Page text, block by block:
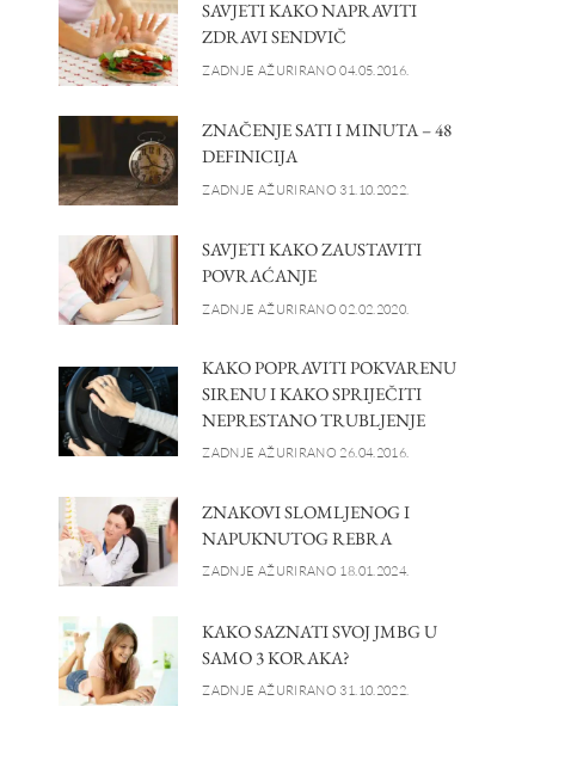
SAVJETI KAKO NAPRAVITI
ZDRAVI SENDVIČ
ZADNJE AŽURIRANO 04.05.2016.
ZNAČENJE SATI I MINUTA – 48
DEFINICIJA
ZADNJE AŽURIRANO 31.10.2022.
SAVJETI KAKO ZAUSTAVITI
POVRAĆANJE
ZADNJE AŽURIRANO 02.02.2020.
KAKO POPRAVITI POKVARENU
SIRENU I KAKO SPRIJEČITI
NEPRESTANO TRUBLJENJE
ZADNJE AŽURIRANO 26.04.2016.
ZNAKOVI SLOMLJENOG I
NAPUKNUTOG REBRA
ZADNJE AŽURIRANO 18.01.2024.
KAKO SAZNATI SVOJ JMBG U
SAMO 3 KORAKA?
ZADNJE AŽURIRANO 31.10.2022.